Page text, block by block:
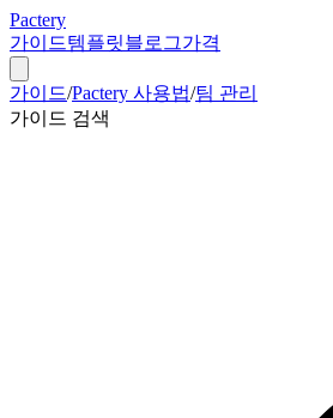
Pactery
가이드템플릿블로그가격
가이드/Pactery 사용법/팀 관리
가이드 검색